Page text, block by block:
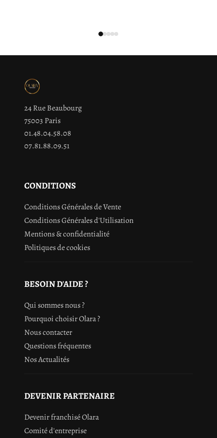
24 Rue Beaubourg
75003 Paris
01.48.04.58.08
07.81.88.09.51
CONDITIONS
Conditions Générales de Vente
Conditions Générales d'Utilisation
Mentions & confidentialité
Politiques de cookies
BESOIN D'AIDE ?
Qui sommes nous ?
Pourquoi choisir Olara ?
Nous contacter
Questions fréquentes
Nos Actualités
DEVENIR PARTENAIRE
Devenir franchisé Olara
Comité d'entreprise